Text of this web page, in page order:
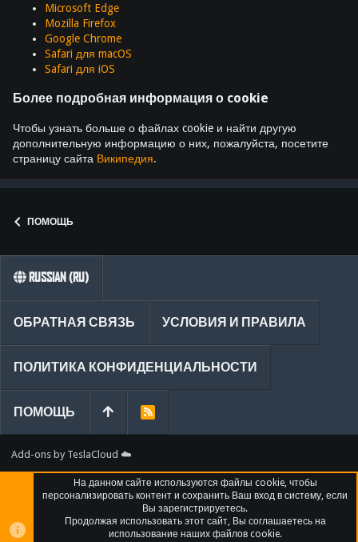
Microsoft Edge
Mozilla Firefox
Google Chrome
Safari для macOS
Safari для iOS
Более подробная информация о cookie
Чтобы узнать больше о файлах cookie и найти другую
дополнительную информацию о них, пожалуйста, посетите
страницу сайта Википедия.
ПОМОЩЬ
RUSSIAN (RU)
ОБРАТНАЯ СВЯЗЬ УСЛОВИЯ И ПРАВИЛА
ПОЛИТИКА КОНФИДЕНЦИАЛЬНОСТИ
ПОМОЩЬ
R
Add-ons by TeslaCloud ☁️
На данном сайте используются файлы cookie, чтобы
персонализировать контент и сохранить Ваш вход в систему, если
Вы зарегистрируетесь.
Продолжая использовать этот сайт, Вы соглашаетесь на
использование наших файлов cookie.